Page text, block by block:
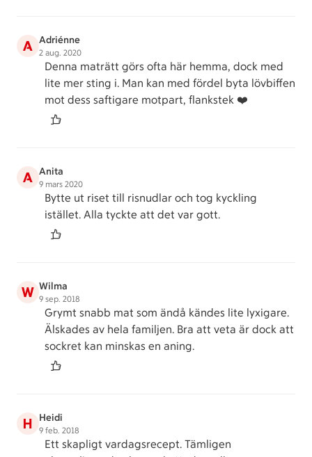
A Adriénne
2 aug. 2020
Denna maträtt görs ofta här hemma, dock med
lite mer sting i. Man kan med fördel byta lövbiffen
mot dess saftigare motpart, flankstek ❤️
A Anita
9 mars 2020
Bytte ut riset till risnudlar och tog kyckling
istället. Alla tyckte att det var gott.
W Wilma
9 sep. 2018
Grymt snabb mat som ändå kändes lite lyxigare.
Älskades av hela familjen. Bra att veta är dock att
sockret kan minskas en aning.
H Heidi
9 feb. 2018
Ett skapligt vardagsrecept. Tämligen